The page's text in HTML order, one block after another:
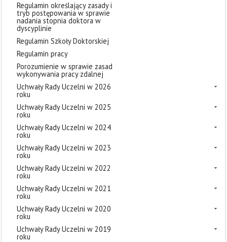
Regulamin określający zasady i
tryb postępowania w sprawie
nadania stopnia doktora w
dyscyplinie
Regulamin Szkoły Doktorskiej
Regulamin pracy
Porozumienie w sprawie zasad
wykonywania pracy zdalnej
Uchwały Rady Uczelni w 2026
roku
Uchwały Rady Uczelni w 2025
roku
Uchwały Rady Uczelni w 2024
roku
Uchwały Rady Uczelni w 2023
roku
Uchwały Rady Uczelni w 2022
roku
Uchwały Rady Uczelni w 2021
roku
Uchwały Rady Uczelni w 2020
roku
Uchwały Rady Uczelni w 2019
roku